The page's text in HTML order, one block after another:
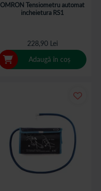
OMRON Tensiometru automat
incheietura RS1
228,90 Lei
Adaugă în coș